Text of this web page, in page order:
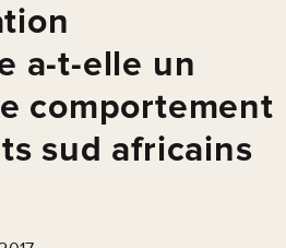
a-t-elle un
comportement
sud africains